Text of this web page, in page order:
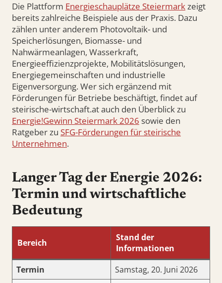
Die Plattform Energieschauplätze Steiermarkzeigt
bereits zahlreiche Beispiele aus der Praxis. Dazu
zählen unter anderem Photovoltaik- und
Speicherlösungen, Biomasse- und
Nahwärmeanlagen, Wasserkraft,
Energieeffizienzprojekte, Mobilitätslösungen,
Energiegemeinschaften und industrielle
Eigenversorgung. Wer sich ergänzend mit
Förderungen für Betriebe beschäftigt, findet auf
steirische-wirtschaft.at auch den Überblick zu
Energie!Gewinn Steiermark 2026 sowie den
Ratgeber zu SFG-Förderungen für steirische
Unternehmen.
Langer Tag der Energie 2026:
Termin und wirtschaftliche
Bedeutung
Bereich
Stand der
Informationen
Termin
Samstag, 20. Juni 2026